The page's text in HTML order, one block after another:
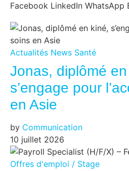
Facebook LinkedIn WhatsApp
Actualités News Santé
Jonas, diplômé
s’engage pour
en Asie
by Communication
10 juillet 2026
Offres d'emploi / Stage